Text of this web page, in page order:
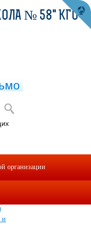
№ 58" КГО
организации